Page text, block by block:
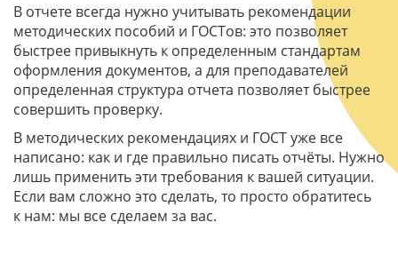
В отчете всегда нужно учитывать рекомендации
методических пособий и ГОСТов: это позволяет
быстрее привыкнуть к определенным стандартам
оформления документов, а для преподавателей
определенная структура отчета позволяет быстрее
совершить проверку.
В методических рекомендациях и ГОСТ уже все
написано: как и где правильно писать отчёты. Нужно
лишь применить эти требования к вашей ситуации.
Если вам сложно это сделать, то просто обратитесь
к нам: мы все сделаем за вас.